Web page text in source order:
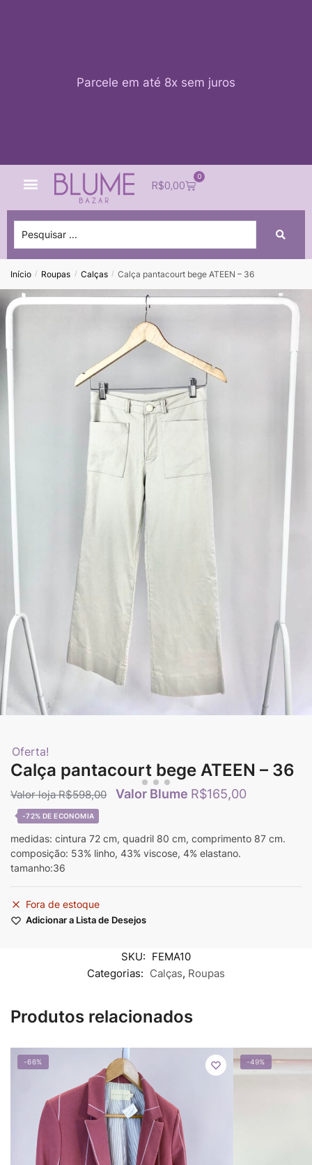
Parcele em até 8x sem juros
R$0,00
0
Início / Roupas / Calças / Calça pantacourt bege ATEEN – 36
Oferta!
Calça pantacourt bege ATEEN – 36
R$598,00 R$165,00
-72%
medidas: cintura 72 cm, quadril 80 cm, comprimento 87 cm.
composição: 53% linho, 43% viscose, 4% elastano.
tamanho:36
Fora de estoque
Adicionar a Lista de Desejos
SKU: FEMA10
Categorias: Calças, Roupas
Produtos relacionados
-66% -49%